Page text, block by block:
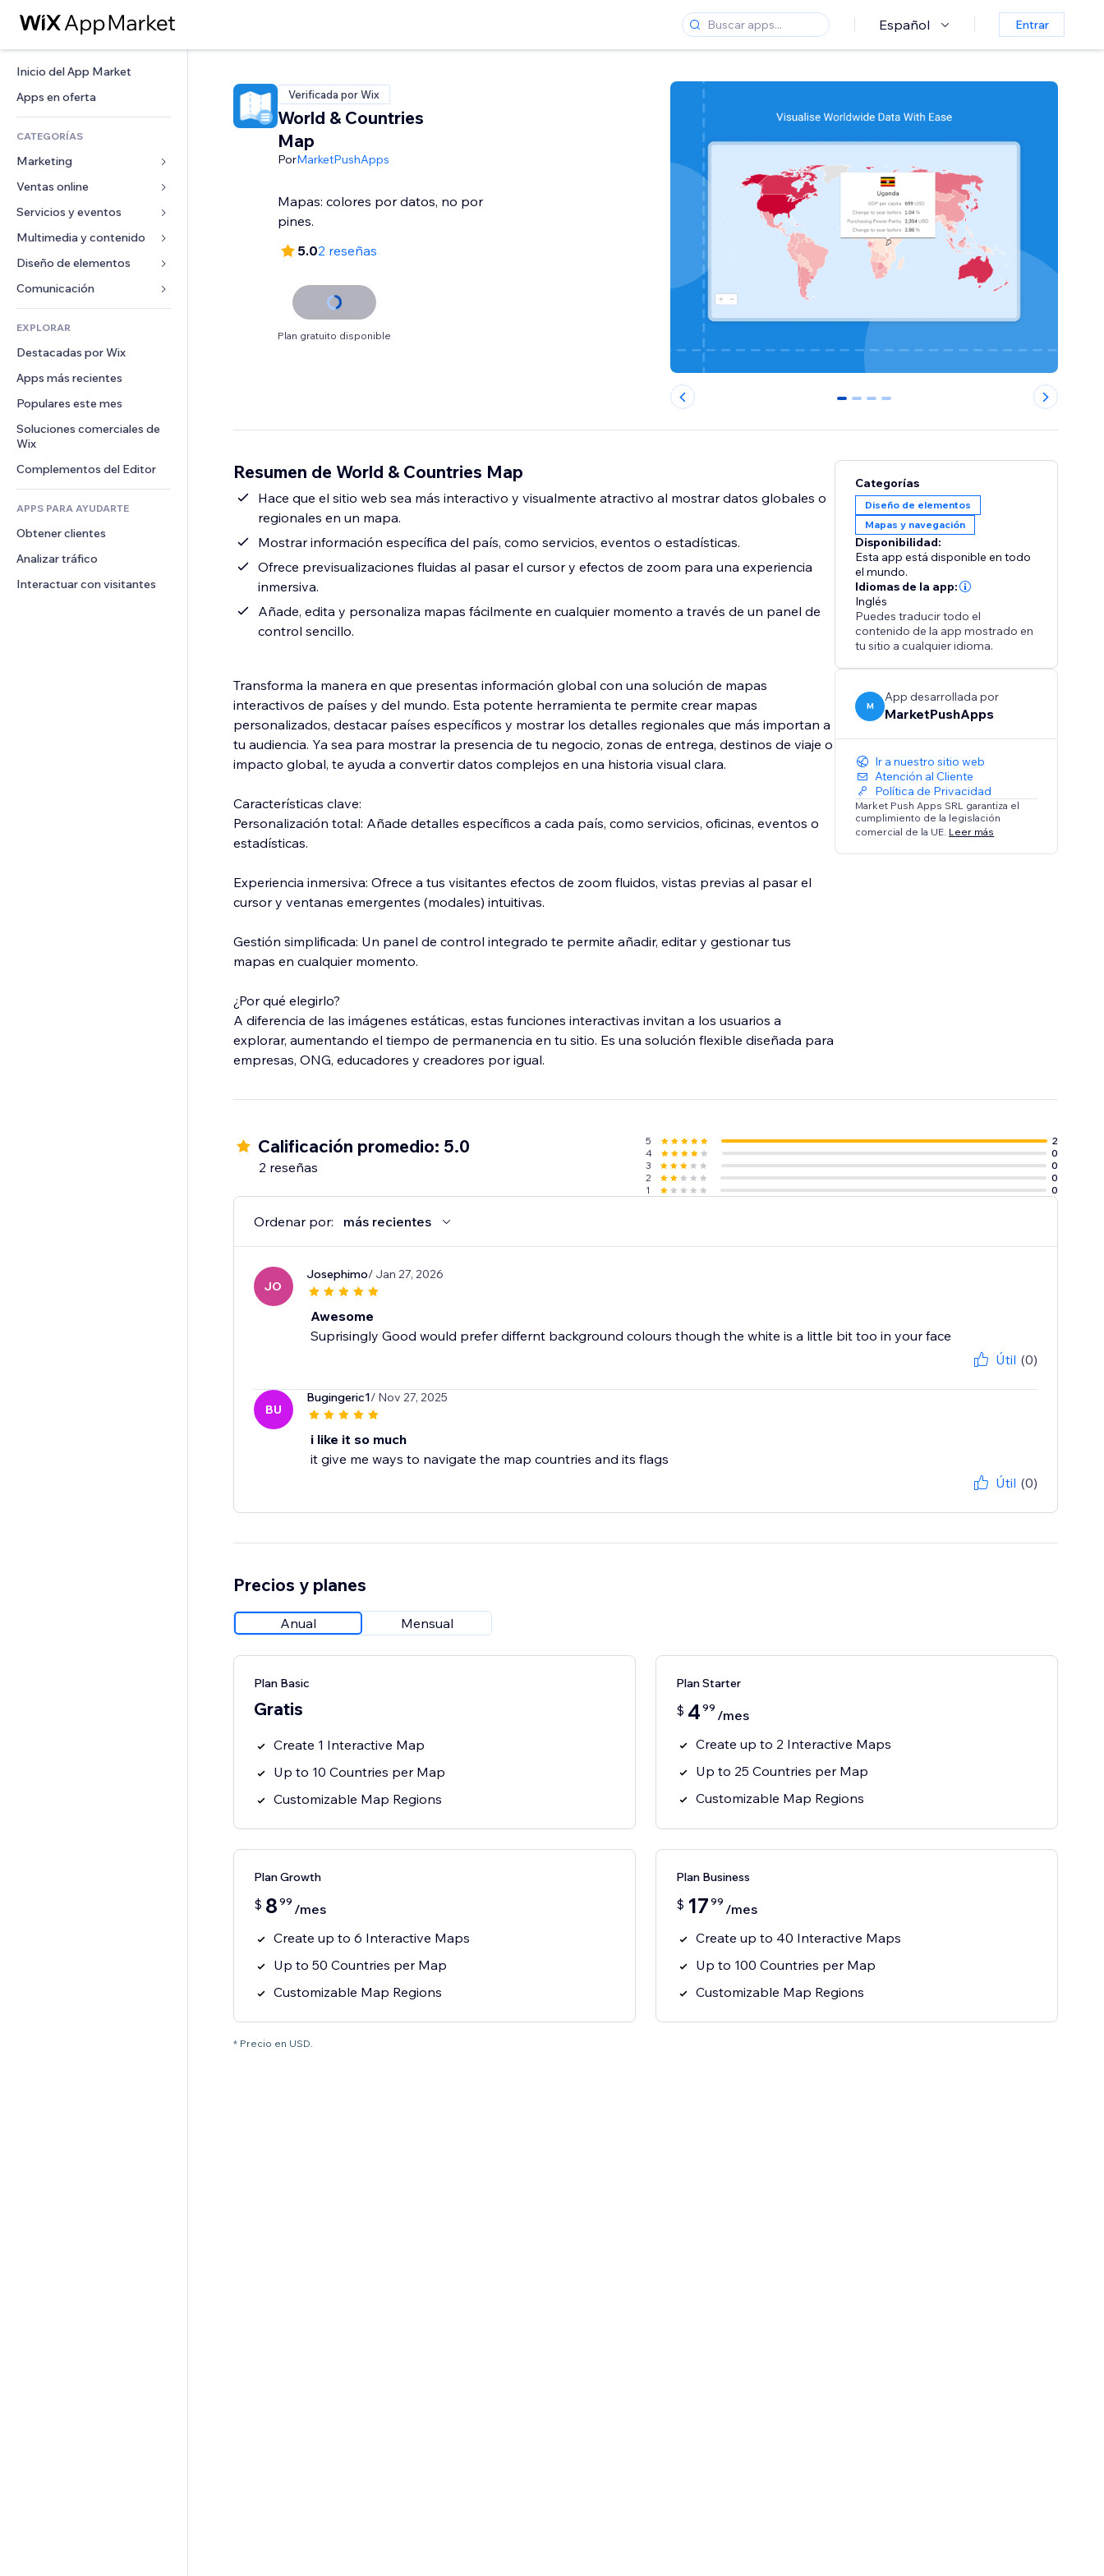
Español Entrar
Inicio del App Market
Apps en oferta
CATEGORÍAS
Marketing
Anuncios
Móvil
Analíticas
Anuncios del sitio
Email
Ventas online
Apps para tiendas
Envíos y entregas
Botones de venta
Contabilidad
Cupones y fidelización
Almacenamiento de mercancía
Crowdfunding
Alimentos y bebidas
Servicios y eventos
Hoteles
Eventos
Restaurantes
Inmobiliarias
Reservas
Multimedia y contenido
Galerías
Música
Pódcast
Fotografía
Video
PDF
Compartir archivos
Noticias
Servicios de contenido
Efectos de texto
Diseño de elementos
Mapas y navegación
Privacidad y seguridad
Reloj
Plantillas para páginas
Efectos de imágenes
Botones y menús
Banners e insignias
Calculadoras
Buscar
Formularios
Encuestas
Chat
Comentarios
Teléfono
Comunidad
Reseñas y testimonios
EXPLORAR
Destacadas por Wix
Apps más recientes
Populares este mes
Soluciones comerciales de
Wix
Complementos del Editor
APPS PARA AYUDARTE
Obtener clientes
Analizar tráfico
Interactuar con visitantes
Verificada por Wix
World & Countries
Map
PorMarketPushApps
Mapas: colores por datos, no por
pines.
5.02 reseñas
Plan gratuito disponible
0 1 2 3
Resumen de World & Countries Map
Hace que el sitio web sea más interactivo y visualmente atractivo al mostrar datos globales o
regionales en un mapa.
Mostrar información específica del país, como servicios, eventos o estadísticas.
Ofrece previsualizaciones fluidas al pasar el cursor y efectos de zoom para una experiencia
inmersiva.
Añade, edita y personaliza mapas fácilmente en cualquier momento a través de un panel de
control sencillo.
Transforma la manera en que presentas información global con una solución de mapas
interactivos de países y del mundo. Esta potente herramienta te permite crear mapas
personalizados, destacar países específicos y mostrar los detalles regionales que más importan a
tu audiencia. Ya sea para mostrar la presencia de tu negocio, zonas de entrega, destinos de viaje o
impacto global, te ayuda a convertir datos complejos en una historia visual clara.
Características clave:
Personalización total: Añade detalles específicos a cada país, como servicios, oficinas, eventos o
estadísticas.
Experiencia inmersiva: Ofrece a tus visitantes efectos de zoom fluidos, vistas previas al pasar el
cursor y ventanas emergentes (modales) intuitivas.
Gestión simplificada: Un panel de control integrado te permite añadir, editar y gestionar tus
mapas en cualquier momento.
¿Por qué elegirlo?
A diferencia de las imágenes estáticas, estas funciones interactivas invitan a los usuarios a
explorar, aumentando el tiempo de permanencia en tu sitio. Es una solución flexible diseñada para
empresas, ONG, educadores y creadores por igual.
Categorías
Diseño de elementos
Mapas y navegación
Disponibilidad:
Esta app está disponible en todo
el mundo.
Idiomas de la app:
Inglés
Puedes traducir todo el
contenido de la app mostrado en
tu sitio a cualquier idioma.
M
App desarrollada por
MarketPushApps
Ir a nuestro sitio web
Atención al Cliente
Política de Privacidad
Market Push Apps SRL garantiza el
cumplimiento de la legislación
comercial de la UE. Leer más
Calificación promedio: 5.0
2 reseñas
5
2
4
0
3
0
2
0
1
0
Ordenar por: más recientes
JO
Josephimo/ Jan 27, 2026
Awesome
Suprisingly Good would prefer differnt background colours though the white is a little bit too in your face
Útil (0)
BU
Bugingeric1/ Nov 27, 2025
i like it so much
it give me ways to navigate the map countries and its flags
Útil (0)
Precios y planes
Anual Mensual
Plan Basic
Gratis
Create 1 Interactive Map
Up to 10 Countries per Map
Customizable Map Regions
Plan Starter
$ 4 99 /mes
Create up to 2 Interactive Maps
Up to 25 Countries per Map
Customizable Map Regions
Plan Growth
$ 8 99 /mes
Create up to 6 Interactive Maps
Up to 50 Countries per Map
Customizable Map Regions
Plan Business
$ 17 99 /mes
Create up to 40 Interactive Maps
Up to 100 Countries per Map
Customizable Map Regions
* Precio en USD.